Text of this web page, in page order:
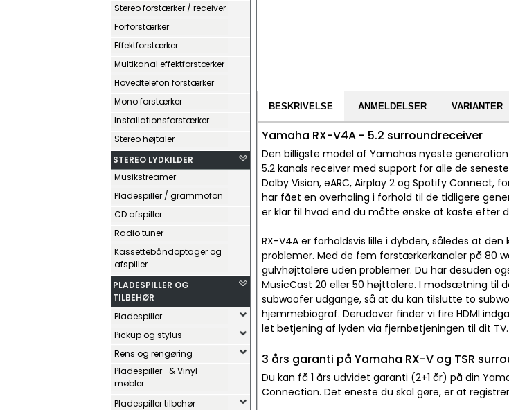
Stereo forstærker / receiver
Forforstærker
Effektforstærker
Multikanal effektforstærker
Hovedtelefon forstærker
Mono forstærker
Installationsforstærker
Stereo højtaler
STEREO LYDKILDER
Musikstreamer
Pladespiller / grammofon
CD afspiller
Radio tuner
Kassettebåndoptager og
afspiller
PLADESPILLER OG
TILBEHØR
Pladespiller
Pickup og stylus
Rens og rengøring
Pladespiller- & Vinyl
møbler
Pladespiller tilbehør
BESKRIVELSE ANMELDELSER VARIANTER
Yamaha RX-V4A - 5.2 surroundreceiver
Den billigste model af Yamahas nyeste
5.2 kanals receiver med support for alle de
Dolby Vision, eARC, Airplay 2 og Spotify
har fået en overhaling i forhold til de tidligere
er klar til hvad end du måtte ønske at kaste efter
RX-V4A er forholdsvis lille i dybden, således at
problemer. Med de fem forstærkerkanaler på 80
gulvhøjttalere uden problemer. Du har desuden
MusicCast 20 eller 50 højttalere. I modsætning til
subwoofer udgange, så at du kan tilslutte to
hjemmebiograf. Derudover finder vi fire HDMI
let betjening af lyden via fjernbetjeningen til dit TV.
3 års garanti på Yamaha RX-V og TSR
Du kan få 1 års udvidet garanti (2+1 år) på din
Connection. Det eneste du skal gøre, er at